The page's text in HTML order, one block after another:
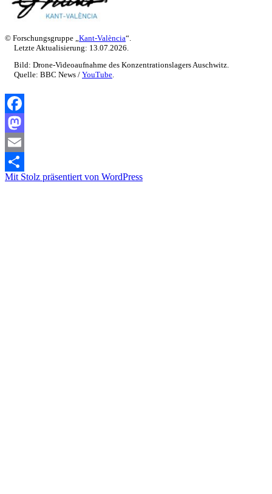
© Forschungsgruppe „ Kant-València“.
Letzte Aktualisierung: 13.07.2026.
Bild: Drone-Videoaufnahme des Konzentrationslagers Auschwitz.
Quelle: BBC News / YouTube.
Facebook
Mastodon
Email
Teilen
Mit Stolz präsentiert von WordPress